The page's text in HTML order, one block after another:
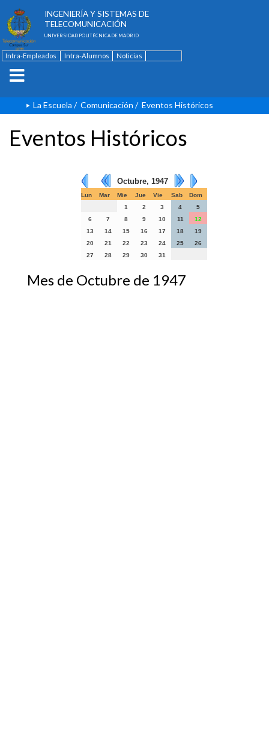
INGENIERÍA Y SISTEMAS DE
TELECOMUNICACIÓN
UNIVERSIDAD POLITÉCNICA DE MADRID
Intra-Empleados Intra-Alumnos
Noticias
La Escuela / Comunicación / Eventos Históricos
Eventos Históricos
Octubre, 1947
Lun Mar Mie Jue Vie Sab
Dom
1
2 3 4
5
6
7 8 9 10 11
12
13
14 15 16 17 18
19
20
21 22 23 24 25
26
27
28 29 30 31
Mes de Octubre de 1947